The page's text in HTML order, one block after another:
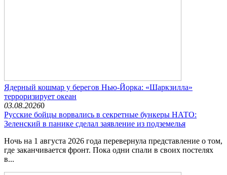
Ядерный кошмар у берегов Нью-Йорка: «Шаркзилла»
терроризирует океан
03.08.20260
Русские бойцы ворвались в секретные бункеры НАТО:
Зеленский в панике сделал заявление из подземелья
Ночь на 1 августа 2026 года перевернула представление о том,
где заканчивается фронт. Пока одни спали в своих постелях
в...